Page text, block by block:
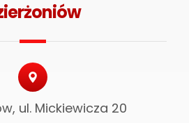
ul. Mickiewicza 20